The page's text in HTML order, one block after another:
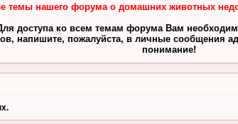
темы нашего форума о домашних животных
доступа ко всем темам форума Вам
напишите, пожалуйста, в личные сообщения
понимание!